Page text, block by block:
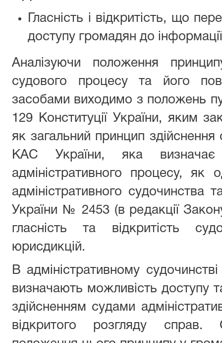
Гласність і відкритість, що
доступу громадян до
Аналізуючи положення
судового процесу та його
засобами виходимо з положень
129 Конституції України, яким
як загальний принцип
КАС України, яка визначає
адміністративного процесу, як
адміністративного судочинства
України № 2453 (в редакції
гласність та відкритість
юрисдикцій.
В адміністративному
визначають можливість доступу
здійсненням судами
відкритого розгляду справ.